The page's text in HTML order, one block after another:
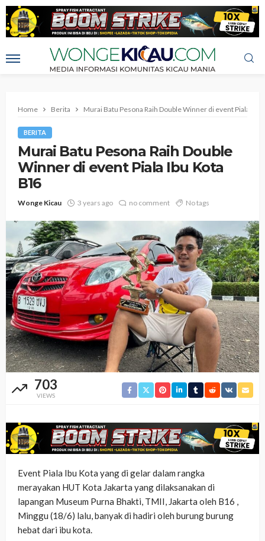
Home Berita Murai Batu Pesona Raih Double Winner di event Piala Ibu
BERITA
Murai Batu Pesona Raih Double
Winner di event Piala Ibu Kota
B16
Wonge Kicau 3 years ago no comment No tags
703
VIEWS
Event Piala Ibu Kota yang di gelar dalam rangka
merayakan HUT Kota Jakarta yang dilaksanakan di
lapangan Museum Purna Bhakti, TMII, Jakarta oleh B16 ,
Minggu (18/6) lalu, banyak di hadiri oleh burung burung
hebat dari ibu kota.